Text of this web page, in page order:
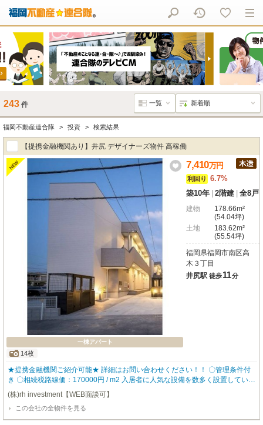
243 件
福岡不動産連合隊 投資 検索結果
【提携金融機関あり】井尻 デザイナーズ物件 高稼働
NEW
一棟アパート
14枚
7,410万円
利回り
6.7%
築10年 2階建 全8戸
建物
178.66m²
(54.04坪)
土地
183.62m²
(55.54坪)
福岡県福岡市南区高
木３丁目
井尻駅 徒歩11分
★提携金融機関ご紹介可能★ 詳細はお問い合わせください！！ 〇管理条件付
き 〇相続税路線価：170000円 / m2 入居者に人気な設備を数多く設置している
ので、入居率も高く どなたにも気に入って頂ける物件となっております。 ▼
物件仕様▼ ・ロフト付き ・バストイレ別 ・追い炊き機能 ・独立洗面台 ・TV
モニタ付きインターホン 【robothomeグループ】 ・東証上場企業グループ会
社 ・仕入、設計、施工、販売、管理、ワンストップ ・金融機関のご相談も承
(株)rh investment【WEB面談可】
この会社の全物件を見る